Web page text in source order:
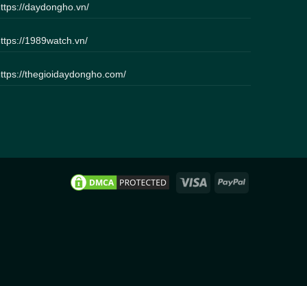
daydongho.vn/
1989watch.vn/
thegioidaydongho.com/